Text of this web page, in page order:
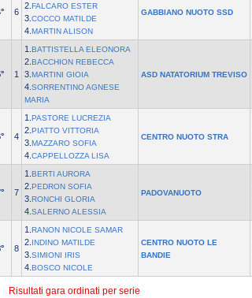
6
2. FALCARO ESTER
3. COCCO MATILDE
4. MARTIN ALISON
GABBIANO NUOTO SSD
1
1. BATTISTELLA ELEONORA
2. BACCHION REBECCA
3. MARTINI GIOIA
4. SORRENTINO AGNESE
MARIA
ASD NATATORIUM TREVISO
4
1. PASTORE LUCREZIA
2. PIATTO VITTORIA
3. MAZZARO SOFIA
4. CAPPELLOZZA LISA
CENTRO NUOTO STRA
7
1. BERTI AURORA
2. PEDRON SOFIA
3. RONCHI GLORIA
4. SALERNO ALESSIA
PADOVANUOTO
8
1. RANON NICOLE SAMAR
2. INDINO MATILDE
3. SIMIONI IRIS
4. BOSCO NICOLE
CENTRO NUOTO LE
BANDIE
Risultati gara ordinati per serie